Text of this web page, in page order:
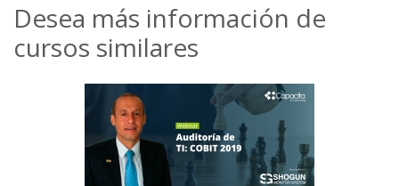
Desea más información de
cursos similares